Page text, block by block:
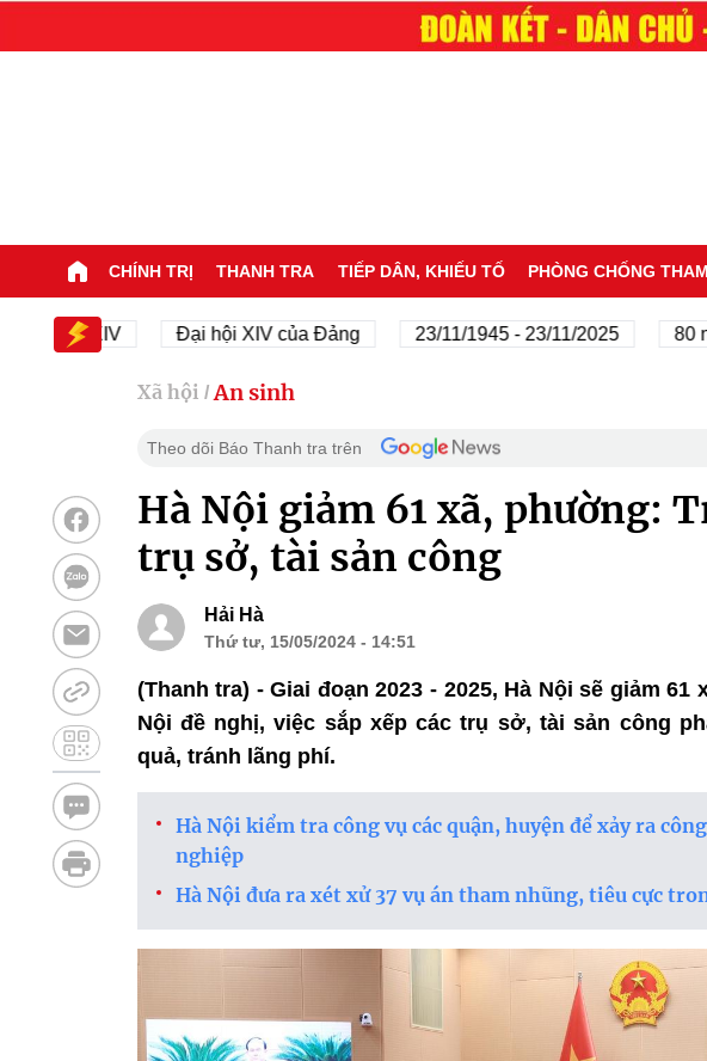
CHÍNH TRỊ THANH TRA TIẾP DÂN, KHIẾU TỐ PHÒNG CHỐNG
hội XIV Đại hội XIV của Đảng 23/11/1945 - 23/11/2025 80 năm
Xã hội / An sinh
Theo dõi Báo Thanh tra trên
Hà Nội giảm 61 xã, phường:
trụ sở, tài sản công
Hải Hà
Thứ tư, 15/05/2024 - 14:51
(Thanh tra) - Giai đoạn 2023 - 2025, Hà Nội sẽ giảm
Nội đề nghị, việc sắp xếp các trụ sở, tài sản công
quả, tránh lãng phí.
Hà Nội kiểm tra công vụ các quận, huyện để xảy ra
nghiệp
Hà Nội đưa ra xét xử 37 vụ án tham nhũng, tiêu cực